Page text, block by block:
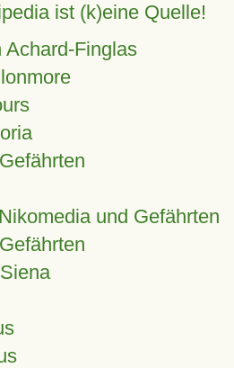
ist (k)eine Quelle!
Achard-Finglas
und Gefährten